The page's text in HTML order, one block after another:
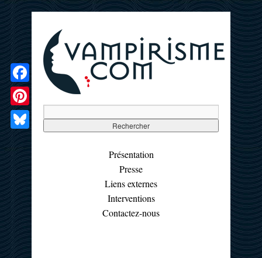
Présentation
Presse
Liens externes
Interventions
Contactez-nous
Facebook
Pinterest
Bluesky